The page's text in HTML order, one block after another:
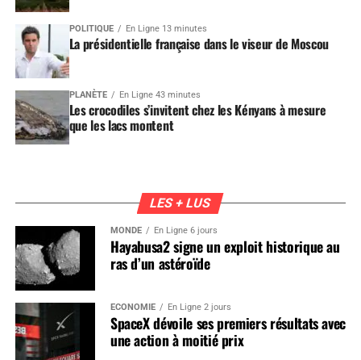
POLITIQUE En Ligne 13 minutes
La présidentielle française dans le viseur de Moscou
PLANÈTE En Ligne 43 minutes
Les crocodiles s’invitent chez les Kényans à mesure
que les lacs montent
LES + LUS
MONDE En Ligne 6 jours
Hayabusa2 signe un exploit historique au
ras d’un astéroïde
ÉCONOMIE En Ligne 2 jours
SpaceX dévoile ses premiers résultats avec
une action à moitié prix